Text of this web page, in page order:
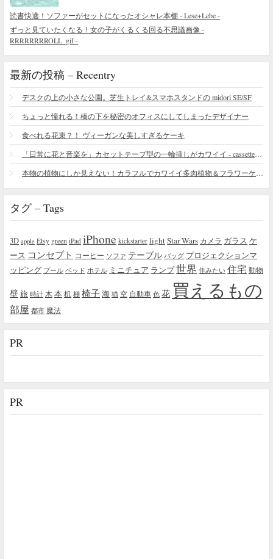
読書快適！ソファーがセットになったオシャレ本棚 - Lese+Lebe -
ずっと見ていたくなる！女の子がくるくる回る不思議画像 -
RRRRRRRROLL_gif -
最新の投稿 – Recentry
デスクの上の小さな公園。芝生トレイ&スマホスタンドの midori SE/SF
ちょっと憧れる！橋の下を秘密のオフィスにしてしまったデザイナー
食べれる花束？！ ヴィーガンな美しすぎるケーキ
「日常に花と音楽を」カセットテープ型の一輪挿しがカワイイ - cassette vase
本物の植物にしか見えない！カラフルでカワイイ多肉植物＆フラワーケーキ
タグ – Tags
3D apple Etsy green iPad iPhone kickstarter lightStar Wars カメラ ガラス ケ
ース コンセプト コーヒー ソファ テーブル バッグ プロジェクションマ
ッピング プール ベッド ホテル ミニチュア ランプ世界 住みたい 住宅 動物
壁旅 時計 木本机 棚 椅子海 猫 空 自動車 色 花 買えるもの
部屋 都市 魔法
PR
PR